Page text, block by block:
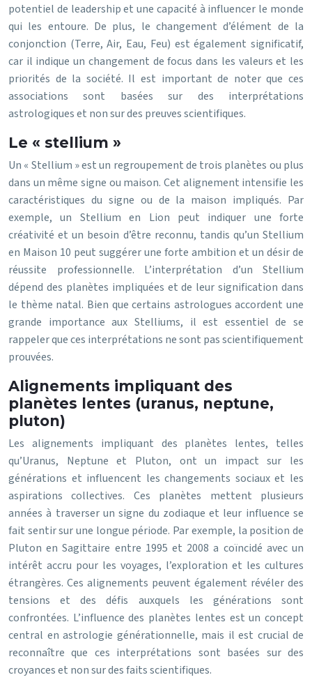
potentiel de leadership et une capacité à influencer le monde
qui les entoure. De plus, le changement d’élément de la
conjonction (Terre, Air, Eau, Feu) est également significatif,
car il indique un changement de focus dans les valeurs et les
priorités de la société. Il est important de noter que ces
associations sont basées sur des interprétations
astrologiques et non sur des preuves scientifiques.
Le « stellium »
Un « Stellium » est un regroupement de trois planètes ou plus
dans un même signe ou maison. Cet alignement intensifie les
caractéristiques du signe ou de la maison impliqués. Par
exemple, un Stellium en Lion peut indiquer une forte
créativité et un besoin d’être reconnu, tandis qu’un Stellium
en Maison 10 peut suggérer une forte ambition et un désir de
réussite professionnelle. L’interprétation d’un Stellium
dépend des planètes impliquées et de leur signification dans
le thème natal. Bien que certains astrologues accordent une
grande importance aux Stelliums, il est essentiel de se
rappeler que ces interprétations ne sont pas scientifiquement
prouvées.
Alignements impliquant des
planètes lentes (uranus, neptune,
pluton)
Les alignements impliquant des planètes lentes, telles
qu’Uranus, Neptune et Pluton, ont un impact sur les
générations et influencent les changements sociaux et les
aspirations collectives. Ces planètes mettent plusieurs
années à traverser un signe du zodiaque et leur influence se
fait sentir sur une longue période. Par exemple, la position de
Pluton en Sagittaire entre 1995 et 2008 a coïncidé avec un
intérêt accru pour les voyages, l’exploration et les cultures
étrangères. Ces alignements peuvent également révéler des
tensions et des défis auxquels les générations sont
confrontées. L’influence des planètes lentes est un concept
central en astrologie générationnelle, mais il est crucial de
reconnaître que ces interprétations sont basées sur des
croyances et non sur des faits scientifiques.